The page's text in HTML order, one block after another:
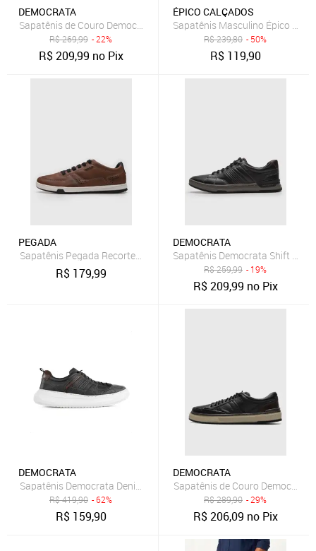
DEMOCRATA
Sapatênis de Couro Democrata Recortes Caramelo
R$269,99 - 22%
R$209,99 no Pix
ÉPICO CALÇADOS
Sapatênis Masculino Épico
R$239,80 - 50%
R$ 119,90
PEGADA
Sapatênis Pegada Recortes Marrom
R$ 179,99
DEMOCRATA
Sapatênis Democrata Shift Preto
R$259,99 - 19%
R$209,99 no Pix
DEMOCRATA
Sapatênis Democrata Denim Joe Ultra Light Masculino Preto
R$419,90 - 62%
R$ 159,90
DEMOCRATA
Sapatênis de Couro Democrata
R$289,90 - 29%
R$206,09 no Pix